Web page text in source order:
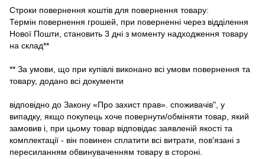
Строки повернення коштів для повернення товару:
Термін повернення грошей, при поверненні через відділення
Нової Пошти, становить 3 дні з моменту надходження товару
на склад**
** За умови, що при купівлі виконано всі умови повернення та
товару, додано всі документи
відповідно до Закону «Про захист прав». споживачів", у
випадку, якщо покупець хоче повернути/обміняти товар, який
замовив і, при цьому товар відповідає заявленій якості та
комплектації - він повинен сплатити всі витрати, пов'язані з
пересиланням обвинуваченням товару в стороні.